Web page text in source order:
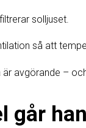
solljuset.
så att
avgörande –
går